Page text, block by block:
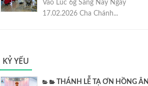
Vào Lúc 6g Sáng Nay Ngày
17.02.2026 Cha Chánh...
KỶ YẾU
THÁNH LỄ TẠ ƠN HỒNG ÂN